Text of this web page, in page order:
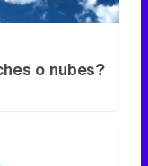
o nubes?